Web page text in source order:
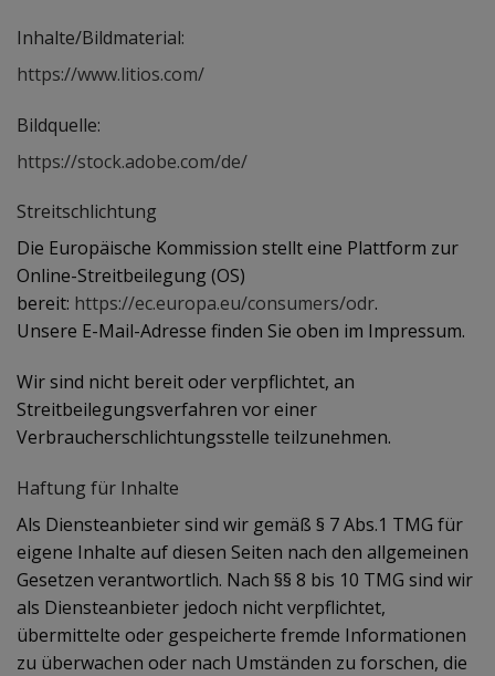
Inhalte/Bildmaterial:
https://www.litios.com/
Bildquelle:
https://stock.adobe.com/de/
Streitschlichtung
Die Europäische Kommission stellt eine Plattform zur
Online-Streitbeilegung (OS)
bereit: https://ec.europa.eu/consumers/odr.
Unsere E-Mail-Adresse finden Sie oben im Impressum.
Wir sind nicht bereit oder verpflichtet, an
Streitbeilegungsverfahren vor einer
Verbraucherschlichtungsstelle teilzunehmen.
Haftung für Inhalte
Als Diensteanbieter sind wir gemäß § 7 Abs.1 TMG für
eigene Inhalte auf diesen Seiten nach den allgemeinen
Gesetzen verantwortlich. Nach §§ 8 bis 10 TMG sind wir
als Diensteanbieter jedoch nicht verpflichtet,
übermittelte oder gespeicherte fremde Informationen
zu überwachen oder nach Umständen zu forschen, die